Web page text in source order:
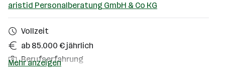
aristid Personalberatung GmbH & Co KG
Vollzeit
ab 85.000 € jährlich
Berufserfahrung
Mehr anzeigen